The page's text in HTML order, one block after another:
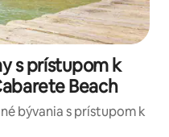
s prístupom k
Beach
bývania s prístupom k